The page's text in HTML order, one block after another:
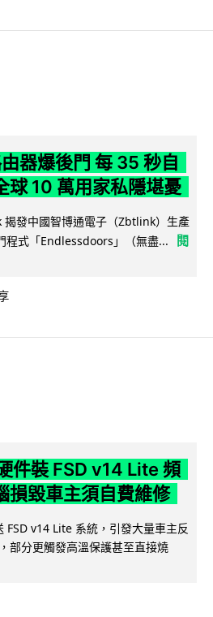
器爆後門 每 35 秒自
球 10 萬用家私隱堪憂
發中國智博通電子（Zbtlink）生產
程式「Endlessdoors」（無盡...
閱
件裝 FSD v14 Lite 頻
損毀車主須自費維修
FSD v14 Lite 系統，引發大量車主反
部分更觸發高溫保護甚至直接燒